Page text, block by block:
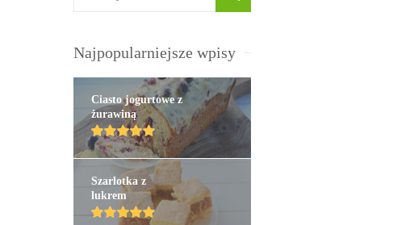
Najpopularniejsze wpisy
Ciasto jogurtowe z
żurawiną
Szarlotka z
lukrem